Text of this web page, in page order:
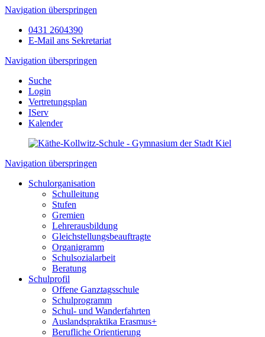
Navigation überspringen
0431 2604390
E-Mail ans Sekretariat
Navigation überspringen
Suche
Login
Vertretungsplan
IServ
Kalender
Navigation überspringen
Schulorganisation
Schulleitung
Stufen
Gremien
Lehrerausbildung
Gleichstellungsbeauftragte
Organigramm
Schulsozialarbeit
Beratung
Schulprofil
Offene Ganztagsschule
Schulprogramm
Schul- und Wanderfahrten
Auslandspraktika Erasmus+
Berufliche Orientierung